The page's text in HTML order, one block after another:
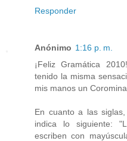
Responder
Anónimo 1:16 p. m.
¡Feliz Gramática
tenido la misma
mis manos un
En cuanto a las
indica lo siguiente:
escriben con